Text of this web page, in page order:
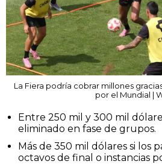
La Fiera podría cobrar millones
por el Mundial |
Entre 250 mil y 300 mil
eliminado en fase de grupos.
Más de 350 mil dólares si los
octavos de final o instancias